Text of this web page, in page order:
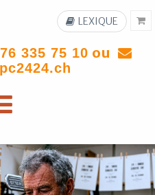
335 75 10 ou
LEXIQUE